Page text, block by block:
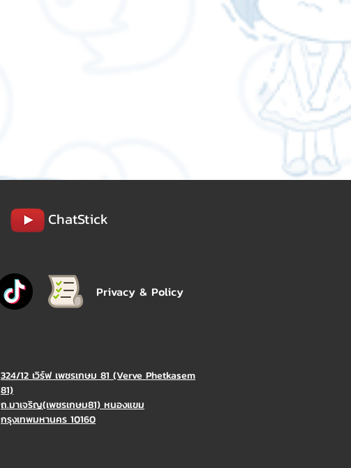
ChatStick
Privacy & Policy
324/12 เวิร์ฟ เพชรเกษม 81 (Verve Phetkasem
81)
ถ.มาเจริญ(เพชรเกษม81) หนองแขม
กรุงเทพมหานคร 10160